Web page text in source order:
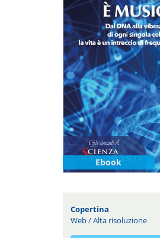
Ebook
Copertina
Web/Alta risoluzione